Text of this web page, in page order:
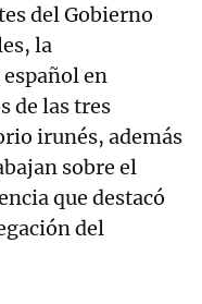
del Gobierno
la
en
de las tres
irunés, además
sobre el
que destacó
del